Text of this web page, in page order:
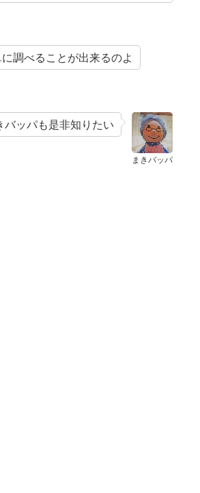
調べることが出来るのよ
まきバッパ
バッパも是非知りたい